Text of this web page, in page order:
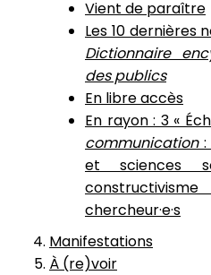
Vient de paraître
Les 10 dernières
Dictionnaire
des publics
En libre accès
En rayon : 3 «
communication:
et sciences
chercheur·e·s
Manifestations
À (re)voir